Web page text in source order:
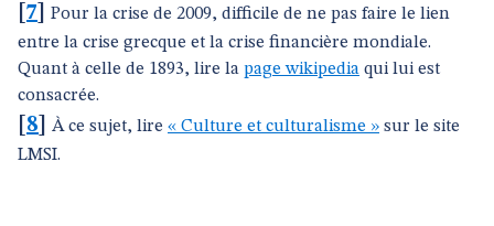
7
Pour la crise de 2009, difficile de ne pas faire le lien
entre la crise grecque et la crise financière mondiale.
Quant à celle de 1893, lire la page wikipedia qui lui est
consacrée.
8 À ce sujet, lire « Culture et culturalisme » sur le site
LMSI.